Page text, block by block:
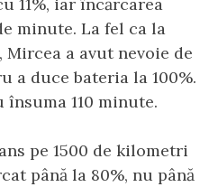
11%, iar încărcarea
minute. La fel ca la
a avut nevoie de
a duce bateria la 100%.
110 minute.
pe 1500 de kilometri
până la 80%, nu până